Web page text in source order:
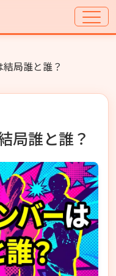
局誰と誰？
局誰と誰？